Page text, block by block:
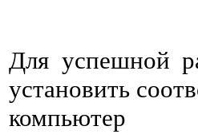
Для успешной
установить
компьютер